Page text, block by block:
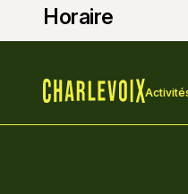
Horaire